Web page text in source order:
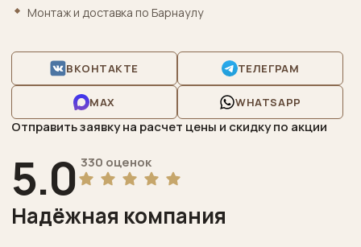
Медицинская
Учебная
дошкольная
Конференц-
залы
Торговая
выставочная
Бары
рестораны
Монтаж и доставка по Барнаулу
ВКОНТАКТЕ ТЕЛЕГРАМ
MAX WHATSAPP
Отправить заявку на расчет цены и скидку по акции
5.0 330 оценок
Надёжная компания